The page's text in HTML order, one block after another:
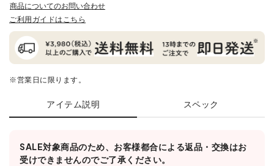
商品についてのお問い合わせ
ご利用ガイドはこちら
※営業日に限ります。
アイテム説明 スペック
SALE対象商品のため、お客様都合による返品・交換はお
受けできませんのでご了承ください。